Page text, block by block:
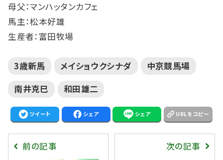
母父：マンハッタンカフェ
馬主：松本好雄
生産者：富田牧場
3歳新馬 メイショウクシナダ
中京競馬場
南井克巳
和田雄二
ツイート シェア シェア URLをコピー
前の記事 次の記事